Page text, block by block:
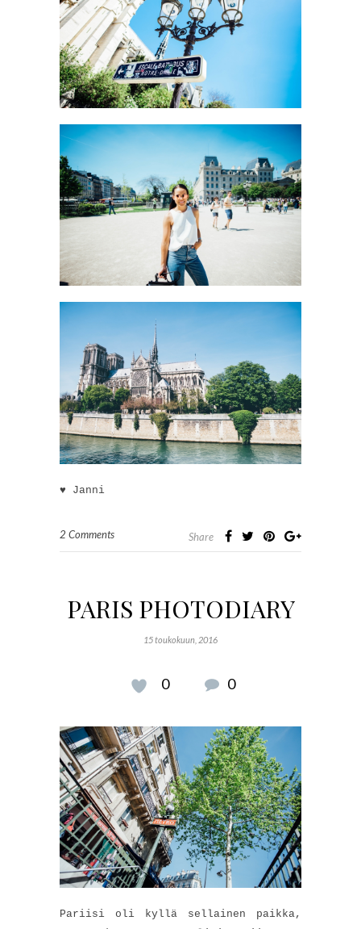
♥ Janni
2 Comments Share
PARIS PHOTODIARY
15 toukokuun, 2016
0 0
Pariisi oli kyllä sellainen paikka,